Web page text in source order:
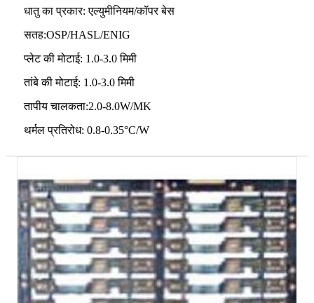
धातु का प्रकार: एल्युमीनियम/कॉपर बेस
सतह:OSP/HASL/ENIG
प्लेट की मोटाई: 1.0-3.0 मिमी
तांबे की मोटाई: 1.0-3.0 मिमी
तापीय चालकता:2.0-8.0W/MK
थर्मल प्रतिरोध: 0.8-0.35°C/W